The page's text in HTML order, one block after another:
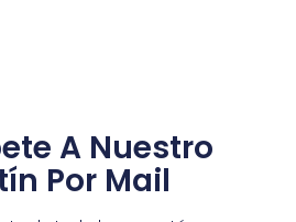
A Nuestro
Por Mail